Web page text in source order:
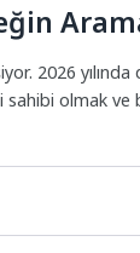
2026
olmak